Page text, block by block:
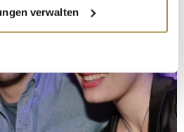
Ihre geografische Lage
auf einige Meter genau sein
(Fingerprinting) identifizieren
wie Ihre persönlichen Daten
legen Sie Ihre Präferenzen im
verwalten